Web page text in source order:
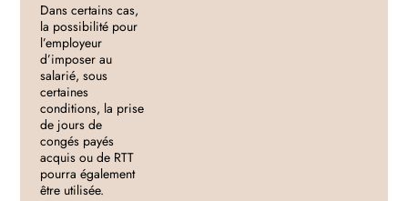
Dans certains cas,
la possibilité pour
l’employeur
d’imposer au
salarié, sous
certaines
conditions, la prise
de jours de
congés payés
acquis ou de RTT
pourra également
être utilisée.